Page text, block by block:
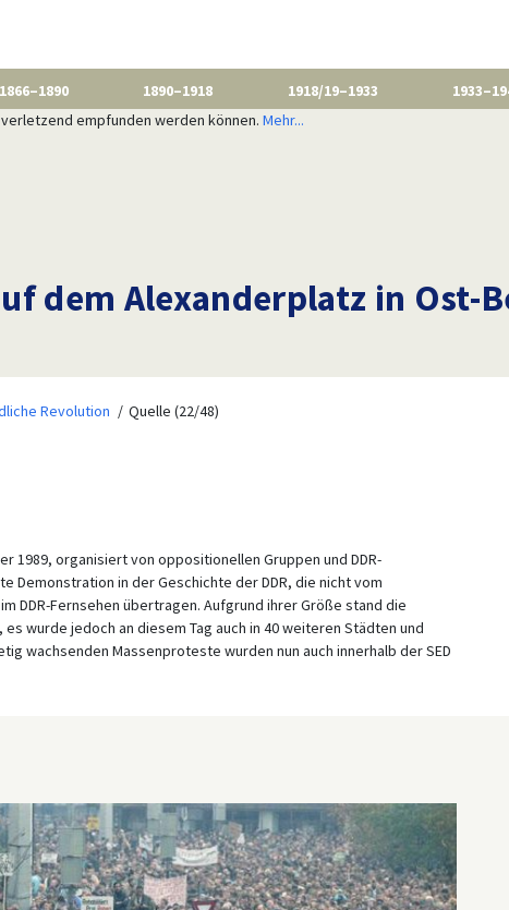
1866–1890 1890–1918 1918/19–1933
empfunden werden können. Mehr...
dem Alexanderplatz in Ost-
Revolution Quelle (22/48)
1989, organisiert von oppositionellen Gruppen und DDR-
in der Geschichte der DDR, die nicht vom
DDR-Fernsehen übertragen. Aufgrund ihrer Größe stand die
wurde jedoch an diesem Tag auch in 40 weiteren Städten und
wachsenden Massenproteste wurden nun auch innerhalb der SED